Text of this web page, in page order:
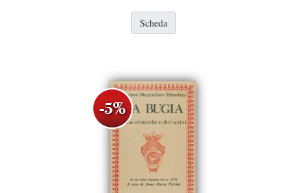
Scheda